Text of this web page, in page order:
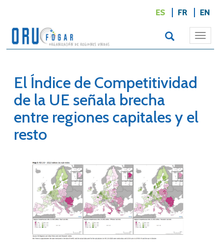
ES FR EN
El Índice de Competitividad
de la UE señala brecha
entre regiones capitales y el
resto